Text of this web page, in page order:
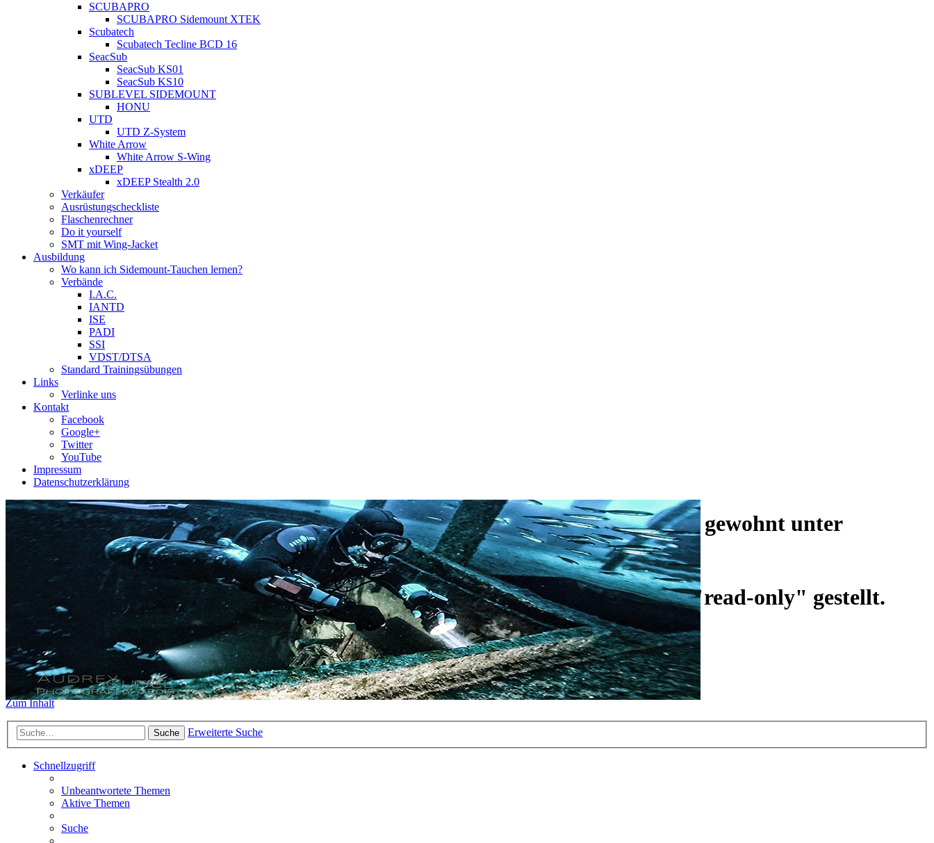
SCUBAPRO
SCUBAPRO Sidemount XTEK
Scubatech
Scubatech Tecline BCD 16
SeacSub
SeacSub KS01
SeacSub KS10
SUBLEVEL SIDEMOUNT
HONU
UTD
UTD Z-System
White Arrow
White Arrow S-Wing
xDEEP
xDEEP Stealth 2.0
Verkäufer
Ausrüstungscheckliste
Flaschenrechner
Do it yourself
SMT mit Wing-Jacket
Ausbildung
Wo kann ich Sidemount-Tauchen lernen?
Verbände
I.A.C.
IANTD
ISE
PADI
SSI
VDST/DTSA
Standard Trainingsübungen
Links
Verlinke uns
Kontakt
Facebook
Google+
Twitter
YouTube
Impressum
Datenschutzerklärung
Das Sidemount-Forum ist auf ein neues Forensystem umgezogen und wie gewohnt unter
https://www.sidemount-forum.comerreichbar.
Das alte Forum hier existiert nur aufgrund deralten Galerie und ist auf "read-only" gestellt.
Sidemount-Forum
Erlebe den Unterschied
Zum Inhalt
Suche Erweiterte Suche
Schnellzugriff
Unbeantwortete Themen
Aktive Themen
Suche